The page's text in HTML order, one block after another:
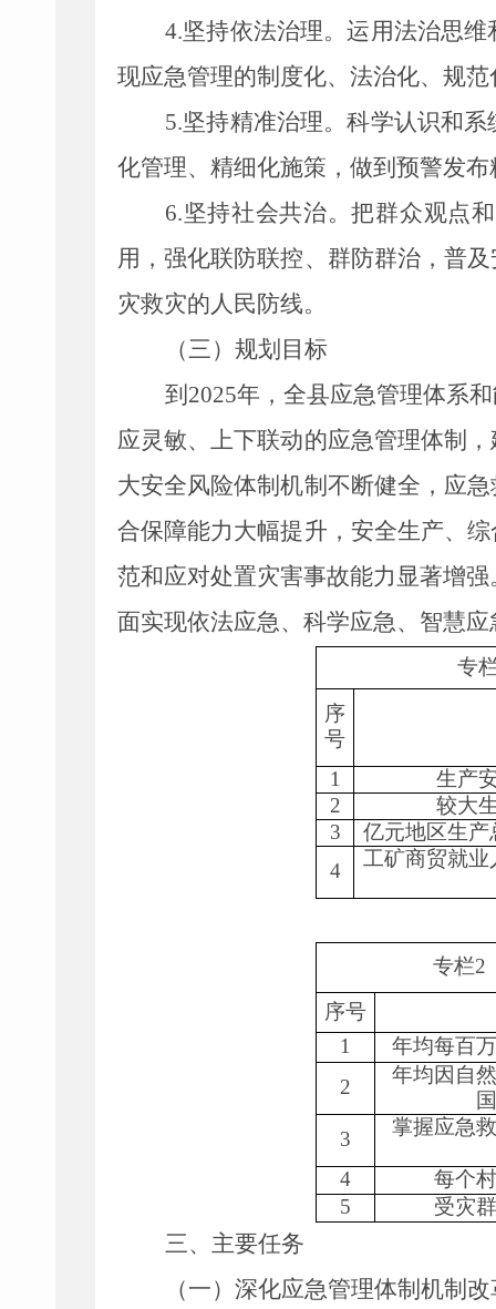
4.坚持依法治理。运用法治思
现应急管理的制度化、法治化、规范
5.坚持精准治理。科学认识和
化管理、精细化施策，做到预警发
6.坚持社会共治。把群众观点
用，强化联防联控、群防群治，普
灾救灾的人民防线。
（三）规划目标
到 2025年，全县应急管理体系
应灵敏、上下联动的应急管理体制
大安全风险体制机制不断健全，应
合保障能力大幅提升，安全生产、
范和应对处置灾害事故能力显著增强
面实现依法应急、科学应急、智慧
专
序
号
1
生产
2
较大
3
亿元地区生产
4
工矿商贸就
专栏2
序号
1
年均每百
2
年均因自
3
掌握应急
4
每个
5
受灾
三、主要任务
（一） 深化应急管理体制机制改